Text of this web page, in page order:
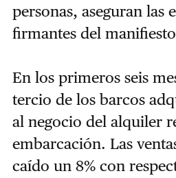
personas, aseguran las
firmantes del
En los primeros seis
tercio de los barcos
al negocio del alquiler
embarcación. Las
caído un 8% con